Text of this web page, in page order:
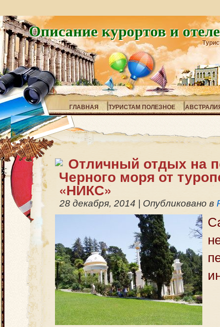
Описание курортов и
ГЛАВНАЯ ТУРИСТАМ ПОЛЕЗНОЕ
Отличный отдых на
Черного моря от
«НИКС»
28 декабря, 2014 |Опубликовано в